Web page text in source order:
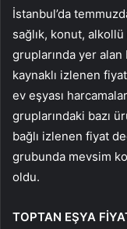
İstanbul’da
sağlık, konut,
gruplarında yer
kaynaklı izlenen
ev eşyası
gruplarındaki bazı
bağlı izlenen fiyat
grubunda mevsim
oldu.
TOPTAN EŞYA